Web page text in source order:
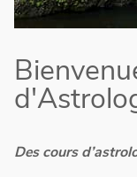
Des cours